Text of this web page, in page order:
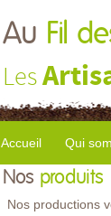
Au Fil
Les
Accueil Qui
Nos produits
Nos productions